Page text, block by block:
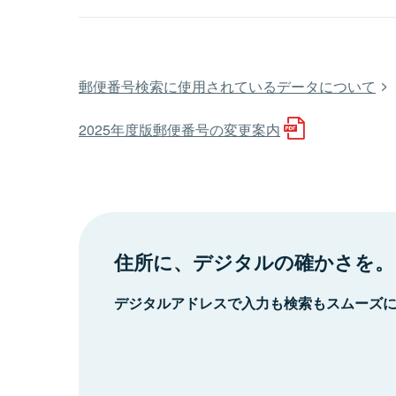
郵便番号検索に使用されているデータについて
2025年度版郵便番号の変更案内
住所に、デジタルの確かさを。
デジタルアドレスで入力も検索もスムーズ